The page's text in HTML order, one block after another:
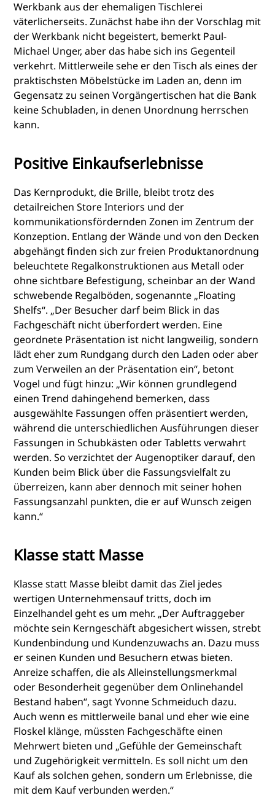
Werkbank aus der ehemaligen Tischlerei
väterlicherseits. Zunächst habe ihn der Vorschlag mit
der Werkbank nicht begeistert, bemerkt Paul-
Michael Unger, aber das habe sich ins Gegenteil
verkehrt. Mittlerweile sehe er den Tisch als eines der
praktischsten Möbelstücke im Laden an, denn im
Gegensatz zu seinen Vorgängertischen hat die Bank
keine Schubladen, in denen Unordnung herrschen
kann.
Positive Einkaufserlebnisse
Das Kernprodukt, die Brille, bleibt trotz des
detailreichen Store Interiors und der
kommunikationsfördernden Zonen im Zentrum der
Konzeption. Entlang der Wände und von den Decken
abgehängt finden sich zur freien Produktanordnung
beleuchtete Regalkonstruktionen aus Metall oder
ohne sichtbare Befestigung, scheinbar an der Wand
schwebende Regalböden, sogenannte „Floating
Shelfs“. „Der Besucher darf beim Blick in das
Fachgeschäft nicht überfordert werden. Eine
geordnete Präsentation ist nicht langweilig, sondern
lädt eher zum Rundgang durch den Laden oder aber
zum Verweilen an der Präsentation ein“, betont
Vogel und fügt hinzu: „Wir können grundlegend
einen Trend dahingehend bemerken, dass
ausgewählte Fassungen offen präsentiert werden,
während die unterschiedlichen Ausführungen dieser
Fassungen in Schubkästen oder Tabletts verwahrt
werden. So verzichtet der Augenoptiker darauf, den
Kunden beim Blick über die Fassungsvielfalt zu
überreizen, kann aber dennoch mit seiner hohen
Fassungsanzahl punkten, die er auf Wunsch zeigen
kann.“
Klasse statt Masse
Klasse statt Masse bleibt damit das Ziel jedes
wertigen Unternehmensauf tritts, doch im
Einzelhandel geht es um mehr. „Der Auftraggeber
möchte sein Kerngeschäft abgesichert wissen, strebt
Kundenbindung und Kundenzuwachs an. Dazu muss
er seinen Kunden und Besuchern etwas bieten.
Anreize schaffen, die als Alleinstellungsmerkmal
oder Besonderheit gegenüber dem Onlinehandel
Bestand haben“, sagt Yvonne Schmeiduch dazu.
Auch wenn es mittlerweile banal und eher wie eine
Floskel klänge, müssten Fachgeschäfte einen
Mehrwert bieten und „Gefühle der Gemeinschaft
und Zugehörigkeit vermitteln. Es soll nicht um den
Kauf als solchen gehen, sondern um Erlebnisse, die
mit dem Kauf verbunden werden.“